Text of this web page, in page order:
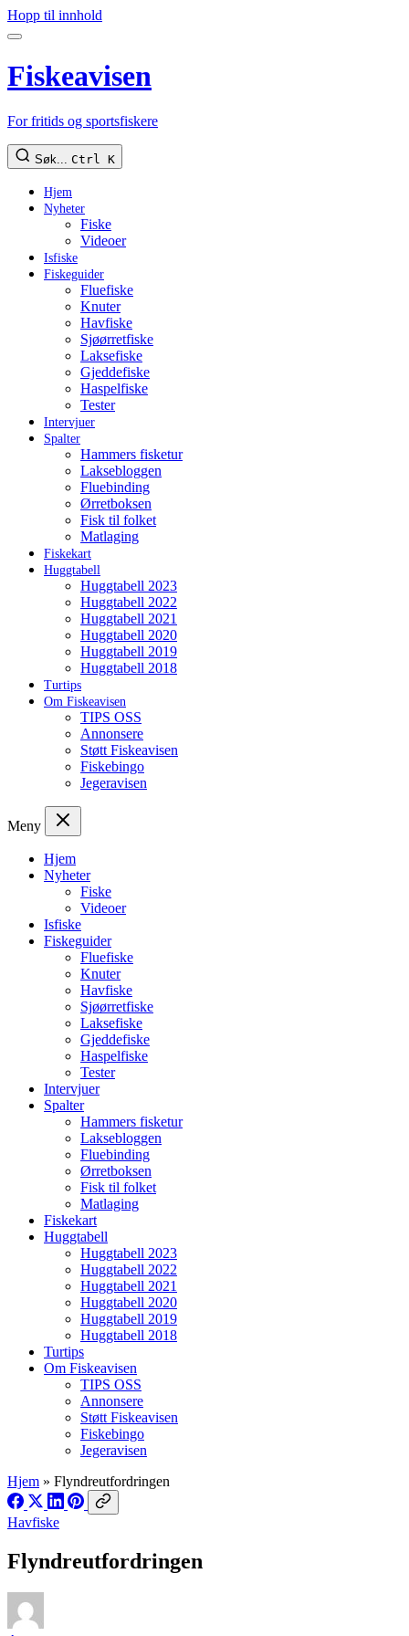
Hopp til innhold
Fiskeavisen
For fritids og sportsfiskere
Søk... Ctrl K
Hjem
Nyheter
Fiske
Videoer
Isfiske
Fiskeguider
Fluefiske
Knuter
Havfiske
Sjøørretfiske
Laksefiske
Gjeddefiske
Haspelfiske
Tester
Intervjuer
Spalter
Hammers fisketur
Laksebloggen
Fluebinding
Ørretboksen
Fisk til folket
Matlaging
Fiskekart
Huggtabell
Huggtabell 2023
Huggtabell 2022
Huggtabell 2021
Huggtabell 2020
Huggtabell 2019
Huggtabell 2018
Turtips
Om Fiskeavisen
TIPS OSS
Annonsere
Støtt Fiskeavisen
Fiskebingo
Jegeravisen
Meny
Hjem
Nyheter
Fiske
Videoer
Isfiske
Fiskeguider
Fluefiske
Knuter
Havfiske
Sjøørretfiske
Laksefiske
Gjeddefiske
Haspelfiske
Tester
Intervjuer
Spalter
Hammers fisketur
Laksebloggen
Fluebinding
Ørretboksen
Fisk til folket
Matlaging
Fiskekart
Huggtabell
Huggtabell 2023
Huggtabell 2022
Huggtabell 2021
Huggtabell 2020
Huggtabell 2019
Huggtabell 2018
Turtips
Om Fiskeavisen
TIPS OSS
Annonsere
Støtt Fiskeavisen
Fiskebingo
Jegeravisen
Hjem » Flyndreutfordringen
Havfiske
Flyndreutfordringen